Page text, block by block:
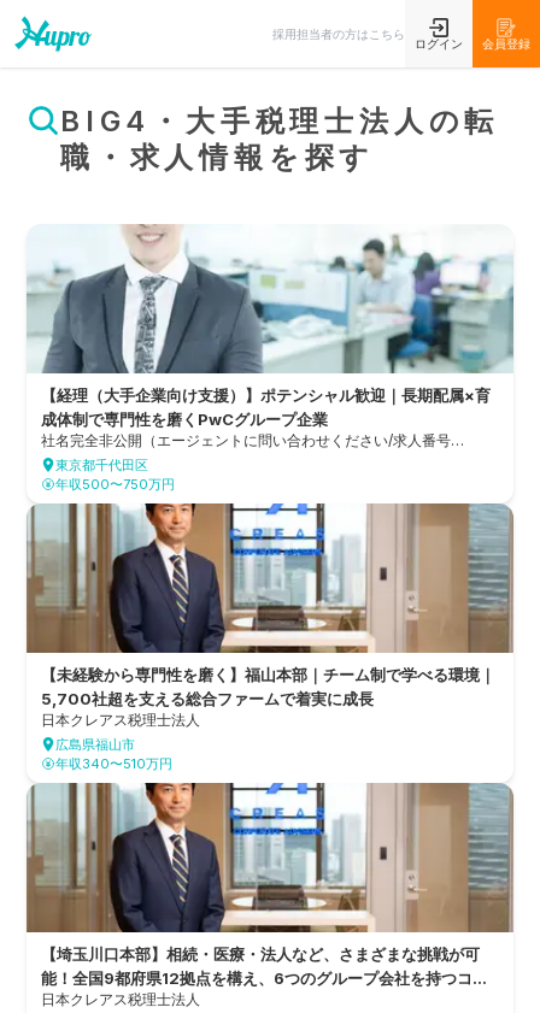
採用担当者の方はこちら
ログイン 会員登録
BIG4・大手税理士法人の転
職・求人情報を探す
【経理（大手企業向け支援）】ポテンシャル歓迎｜長期配属×育
成体制で専門性を磨くPwCグループ企業
社名完全非公開（エージェントに問い合わせください/求人番号
35898）
東京都千代田区
年収500〜750万円
【未経験から専門性を磨く】福山本部｜チーム制で学べる環境｜
5,700社超を支える総合ファームで着実に成長
日本クレアス税理士法人
広島県福山市
年収340〜510万円
【埼玉川口本部】相続・医療・法人など、さまざまな挑戦が可
能！全国9都府県12拠点を構え、6つのグループ会社を持つコン
サルティングファーム
日本クレアス税理士法人